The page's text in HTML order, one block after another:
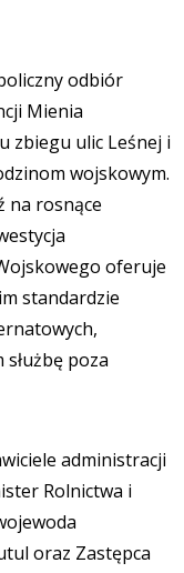
odbiór
Mienia
zbiegu ulic Leśnej i
wojskowym.
na rosnące
oferuje
standardzie
służbę poza
administracji
Rolnictwa i
oraz Zastępca